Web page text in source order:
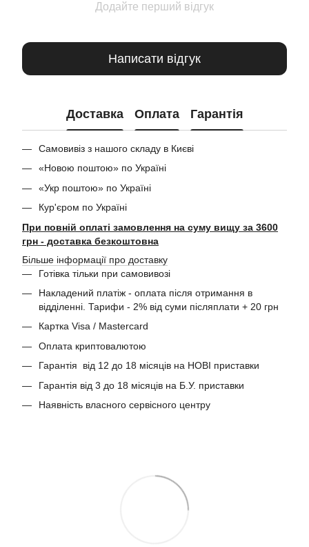
Додайте перший відгук
Написати відгук
Доставка Оплата Гарантія
Самовивіз з нашого складу в Києві
«Новою поштою» по Україні
«Укр поштою» по Україні
Кур'єром по Україні
При повній оплаті замовлення на суму вищу за 3600
грн - доставка безкоштовна
Більше інформації про доставку
Готівка тільки при самовивозі
Накладений платіж - оплата після отримання в
відділенні. Тарифи - 2% від суми післяплати + 20 грн
Картка Visa / Mastercard
Оплата криптовалютою
Гарантія від 12 до 18 місяців на НОВІ приставки
Гарантія від 3 до 18 місяців на Б.У. приставки
Наявність власного сервісного центру